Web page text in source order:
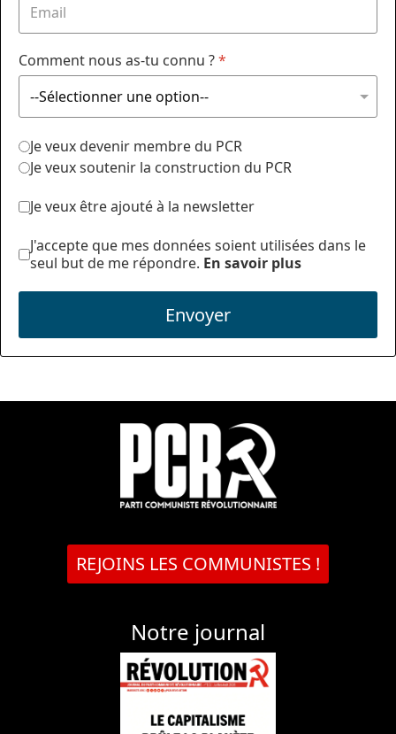
Comment nous as-tu connu ?*
Je veux devenir membre du PCR
Je veux soutenir la construction du PCR
Je veux être ajouté à la newsletter
J'accepte que mes données soient utilisées dans le
seul but de me répondre. En savoir plus
Envoyer
REJOINS LES COMMUNISTES !
Notre journal